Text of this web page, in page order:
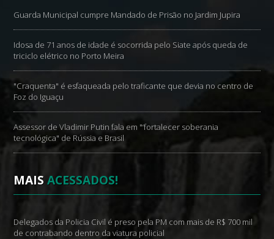
Guarda Municipal cumpre Mandado de Prisão no Jardim Jupira
Idosa de 71 anos de idade é socorrida pelo Siate após queda de
triciclo elétrico no Porto Meira
"Craquenta" é esfaqueada pelo traficante que devia no centro de
Foz do Iguaçu
Assessor de Vladimir Putin fala em "‘fortalecer soberania
tecnológica" de Rússia e Brasil
MAISACESSADOS!
Delegados da Policia Civil é preso pela PM com mais de R$ 700 mil
de contrabando dentro da viatura policial